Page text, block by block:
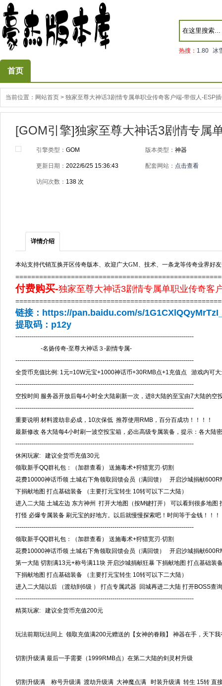
热搜： 1.80 冰
首页
当前位置： 网站首页 > 独家至尊大神话3剧情专属单职业传奇客户端-带假人-ESP
[GOM引擎]独家至尊大神话3剧情专属
引擎类型： GOM 版本类型： 神器
更新日期： 2022/6/25 15:36:43 配套网站： 点击查看
访问次数： 138 次
详情介绍
本站支持代销互换开区传奇版本、欢迎广大GM、技术、一条龙等传奇业界好
付费购买-独家至尊大神话3剧情专属单职业传奇客
链接：https://pan.baidu.com/s/
提取码：p12y
------------------------------------------------------------------------------------------
-名扬传奇-至尊大神话３-剧情专属-
------------------------------------------------------------------------------------------
全货币充值比例: 1元=10W元宝+1000神话币+30RMB点+1充值点 游戏内可
------------------------------------------------------------------------------------------
空投时间 服务器开放后每4小时全大陆刷新一次，进8大陆的至宝由7大陆的空
------------------------------------------------------------------------------------------
重要说明 材料渡劫非必成，10次保低 推荐使用RMB，百分百成功！！！！
最新修改 各大陆每4小时刷一波空投宝箱，必出高级专属装备，提示：各大陆
------------------------------------------------------------------------------------------
休闲玩家: 建议全货币充值30元
领取新手QQ群礼包：（加群查看） 送施毒术+狩猎宽刃·切割
花费10000神话币领 土城右下角领取回馈会员（满回馈） 开启沙城捐献
下捐献地图 打点基础装备 （主要打元宝转生 10转可以下二大陆）
进入二大陆 土城左边 东方神州 打开大地图（按M键打开） 可以看到很多地
打怪 必爆专属装备 刷元宝的好地方。以后就慢慢探索吧！时间等于金钱！！！
------------------------------------------------------------------------------------------
领取新手QQ群礼包：（加群查看） 送施毒术+狩猎宽刃·切割
花费10000神话币领 土城右下角领取回馈会员（满回馈） 开启沙城捐献
第一大陆 切割满13元+称号满11块 开启沙城捐献狂暴 下捐献地图 打点基础装
下捐献地图 打点基础装备 （主要打元宝转生 10转可以下二大陆）
进入二大陆以后 （渡劫到6级 ） 打点专属武器 回城再进二大陆 打开BOSS查
------------------------------------------------------------------------------------------
精英玩家: 建议全货币充值200元
玩法前期玩法同上 领取充值满200元赠送的【女神的眷顾】 神器在手，天下我
切割升级满 最后一手需要（1999RMB点）在第二大陆的剑灵村升级
切割升级满 称号升级满 渡劫升级满 大神魔点满 时装升级满 转生 15转 直